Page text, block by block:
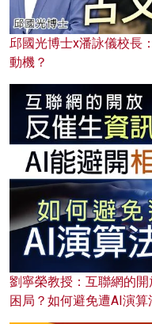
邱國光博士x潘詠儀校長
動機？
劉寧榮教授：互聯網的
困局？如何避免遭AI演算